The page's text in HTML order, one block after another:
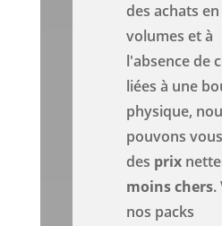
des achats
volumes et à
l'absence de
liées à une
physique,
pouvons
des prix
moins chers.
nos packs